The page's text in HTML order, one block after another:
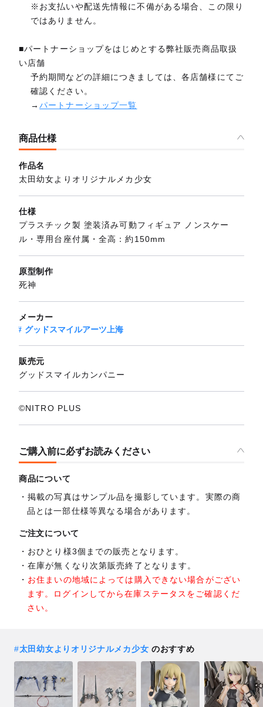
※お支払いや配送先情報に不備がある場合、この限り
ではありません。
■パートナーショップをはじめとする弊社販売商品取扱
い店舗
予約期間などの詳細につきましては、各店舗様にてご
確認ください。
→パートナーショップ一覧
商品仕様
作品名
太田幼女よりオリジナルメカ少女
仕様
プラスチック製 塗装済み可動フィギュア ノンスケー
ル・専用台座付属・全高：約150mm
原型制作
死神
メーカー
グッドスマイルアーツ上海
販売元
グッドスマイルカンパニー
©NITRO PLUS
ご購入前に必ずお読みください
商品について
掲載の写真はサンプル品を撮影しています。実際の商
品とは一部仕様等異なる場合があります。
ご注文について
おひとり様3個までの販売となります。
在庫が無くなり次第販売終了となります。
お住まいの地域によっては購入できない場合がござい
ます。ログインしてから在庫ステータスをご確認くだ
さい。
#太田幼女よりオリジナルメカ少女 のおすすめ